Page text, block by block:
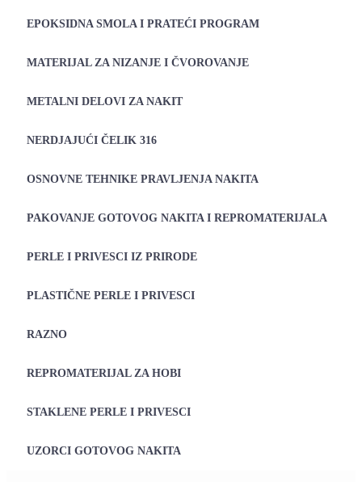
EPOKSIDNA SMOLA I PRATEĆI PROGRAM
MATERIJAL ZA NIZANJE I ČVOROVANJE
METALNI DELOVI ZA NAKIT
NERDJAJUĆI ČELIK 316
OSNOVNE TEHNIKE PRAVLJENJA NAKITA
PAKOVANJE GOTOVOG NAKITA I REPROMATERIJALA
PERLE I PRIVESCI IZ PRIRODE
PLASTIČNE PERLE I PRIVESCI
RAZNO
REPROMATERIJAL ZA HOBI
STAKLENE PERLE I PRIVESCI
UZORCI GOTOVOG NAKITA